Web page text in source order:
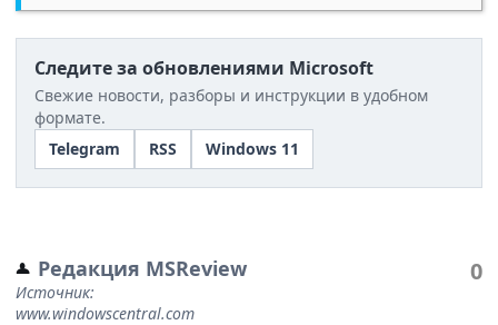
Следите за обновлениями Microsoft
Свежие новости, разборы и инструкции в удобном
формате.
Telegram
RSS Windows 11
Редакция MSReview
Источник:
www.windowscentral.com
0